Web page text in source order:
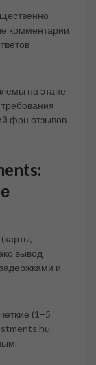
комментарии
на этапе
фон отзывов
вывод
и
(1–5